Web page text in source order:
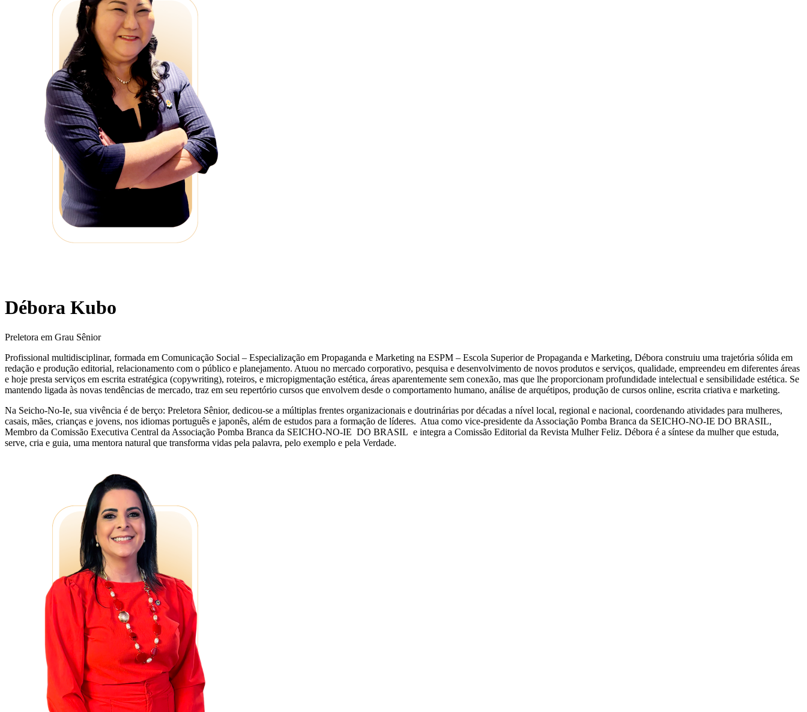
Débora Kubo
Preletora em Grau Sênior
Profissional multidisciplinar, formada em Comunicação Social – Especialização em Propaganda e Marketing na ESPM – Escola Superior de Propaganda e Marketing, Débora construiu uma trajetória sólida em
redação e produção editorial, relacionamento com o público e planejamento. Atuou no mercado corporativo, pesquisa e desenvolvimento de novos produtos e serviços, qualidade, empreendeu em diferentes áreas
e hoje presta serviços em escrita estratégica (copywriting), roteiros, e micropigmentação estética, áreas aparentemente sem conexão, mas que lhe proporcionam profundidade intelectual e sensibilidade estética. Se
mantendo ligada às novas tendências de mercado, traz em seu repertório cursos que envolvem desde o comportamento humano, análise de arquétipos, produção de cursos online, escrita criativa e marketing.
Na Seicho-No-Ie, sua vivência é de berço: Preletora Sênior, dedicou-se a múltiplas frentes organizacionais e doutrinárias por décadas a nível local, regional e nacional, coordenando atividades para mulheres,
casais, mães, crianças e jovens, nos idiomas português e japonês, além de estudos para a formação de líderes. Atua como vice-presidente da Associação Pomba Branca da SEICHO-NO-IE DO BRASIL,
Membro da Comissão Executiva Central da Associação Pomba Branca da SEICHO-NO-IE DO BRASIL e integra a Comissão Editorial da Revista Mulher Feliz. Débora é a síntese da mulher que estuda,
serve, cria e guia, uma mentora natural que transforma vidas pela palavra, pelo exemplo e pela Verdade.